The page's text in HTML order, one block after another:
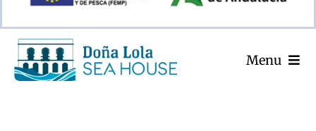
Menu